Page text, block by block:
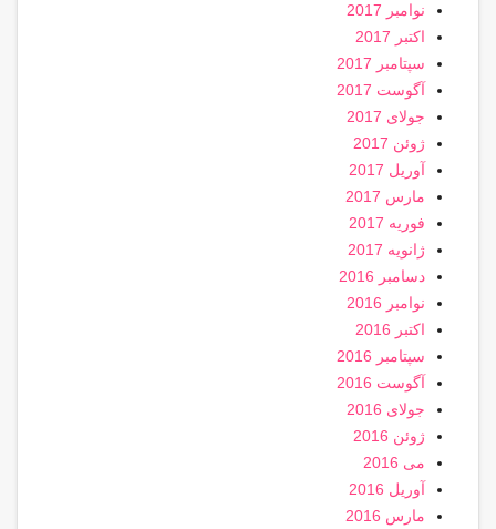
نوامبر 2017
اکتبر 2017
سپتامبر 2017
آگوست 2017
جولای 2017
ژوئن 2017
آوریل 2017
مارس 2017
فوریه 2017
ژانویه 2017
دسامبر 2016
نوامبر 2016
اکتبر 2016
سپتامبر 2016
آگوست 2016
جولای 2016
ژوئن 2016
می 2016
آوریل 2016
مارس 2016